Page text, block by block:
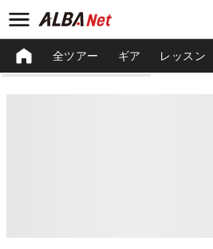
全ツアー ギア レッスン